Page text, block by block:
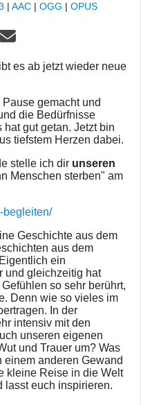
| AAC | OGG | OPUS
es ab jetzt wieder neue
gemacht und
die Bedürfnisse
gut getan. Jetzt bin
tiefstem Herzen dabei.
stelle ich dir unseren
Menschen sterben" am
begleiten/
Geschichte aus dem
aus dem
ein
und gleichzeitig hat
so sehr berührt,
Denn wie so vieles im
In der
intensiv mit den
unseren eigenen
und Trauer um? Was
einem anderen Gewand
kleine Reise in die Welt
lasst euch inspirieren.